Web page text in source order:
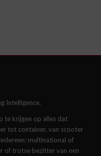
Intelligence.
te krijgen op alles dat
tot container, van scooter
multinational of
of trotse bezitter van een